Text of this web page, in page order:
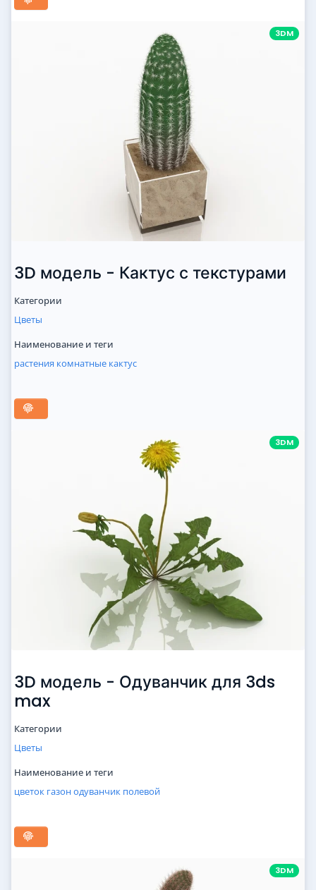
3DM
3D модель - Кактус с текстурами
Категории
Цветы
Наименование и теги
растения комнатные кактус
3DM
3D модель - Одуванчик для 3ds
max
Категории
Цветы
Наименование и теги
цветок газонодуванчик полевой
3DM